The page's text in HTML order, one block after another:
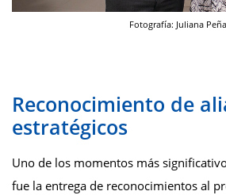
Fotografía: Juliana Peña
Reconocimiento de
estratégicos
Uno de los momentos más
fue la entrega de reconocimientos al